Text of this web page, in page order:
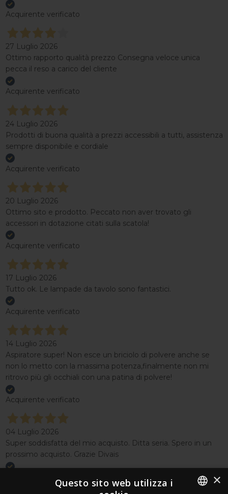
Acquirente verificato
27 Luglio 2026
Ottimo rapporto qualità prezzo Consegna veloce unica
pecca il reso a carico del cliente
Acquirente verificato
24 Luglio 2026
Prodotti di buona qualità a prezzi accessibili a tutti, assistenza
sempre disponibile e cordiale
Acquirente verificato
20 Luglio 2026
Ottimo sito e prodotto. Peccato non aver trovato gli
accessori in dotazione citati sulla scatola!
Acquirente verificato
17 Luglio 2026
Tutto ok. Le lampade da tavolo sono fantastici.
Acquirente verificato
14 Luglio 2026
Aspiratore super! Non esce un briciolo di polvere anche se
non lo metto con la massima potenza,finalmente non mi
ritrovo più gli occhiali con una patina di polvere!
Acquirente verificato
04 Luglio 2026
Super soddisfatta del mio acquisto. Ditta seria. Spero in un
prossimo acquisto. Grazie Divais
×
Questo sito web utilizza i